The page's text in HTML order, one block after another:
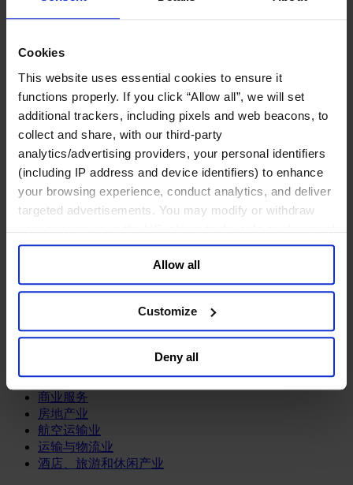
Cookies
This website uses essential cookies to ensure it
functions properly. If you click “Allow all”, we will set
additional trackers, including pixels and web beacons, to
collect and share, with our third-party
analytics/advertising providers, your personal identifiers
(including IP address and device identifiers) to enhance
your browsing experience, conduct analytics, and deliver
targeted advertisements. You may modify or withdraw
your consent or, in the US, object to the sale or sharing of
your data for targeted advertising, by clicking “Do Not
Sell or Share My Personal Information” in the footer of
the website. You must opt-out of each device and each
browser. For additional information and retention terms
general collection and use of personal information see
Allow all
Customize
Deny all
机械与工业技术
能源业
金属与矿业
金融服务业
主权财富基金
保险业
基础设施
投资银行、企业银行与金融市场
金融科技
专业服务公司
商业服务
房地产业
航空运输业
运输与物流业
酒店、旅游和休闲产业